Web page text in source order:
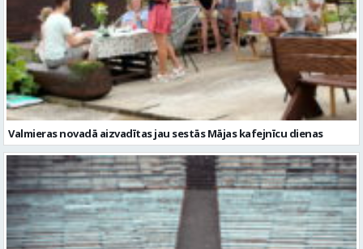
Valmieras novadā aizvadītas jau sestās Mājas kafejnīcu dienas